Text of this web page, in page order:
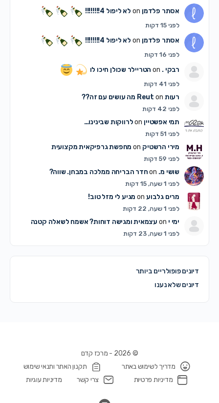
אסתר פלדמןon לא ליפול 4!!!!!!!!
לפני 15 דקות
אסתר פלדמןon לא ליפול 4!!!!!!!!
לפני 16 דקות
רבקי . on הטריילר שכולן חיכו לו
לפני 41 דקות
רעות Reuton מה עושים עם זה??
לפני 42 דקות
תמי אפשטייןon לרווקות שבינינו…
לפני 51 דקות
מירי הרשטיקon מחפשת גרפיקאית מקצועית
לפני 59 דקות
שושי מ.on חדר הבריחה ממלכה במבחן. שווה?
לפני 1 שעה, 15 דקות
מרים גלבועon מגיע לי מזל טוב!
לפני 1 שעה, 22 דקות
ימי י on עצמאית ומגישה דוחות? אשמח לשאלה קטנה
לפני 1 שעה, 23 דקות
דיונים פופולריים ביותר
דיונים שלא נענו
© 2026 - מרכז קדם
מדריך לשימוש באתר
תקנון האתר ותנאי שימוש
מדיניות פרטיות
צרי קשר מדיניות עוגיות